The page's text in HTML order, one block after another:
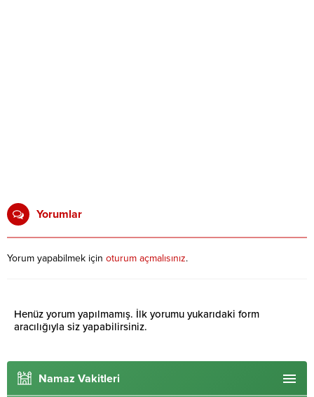
Yorumlar
Yorum yapabilmek için oturum açmalısınız.
Henüz yorum yapılmamış. İlk yorumu yukarıdaki form
aracılığıyla siz yapabilirsiniz.
Namaz Vakitleri